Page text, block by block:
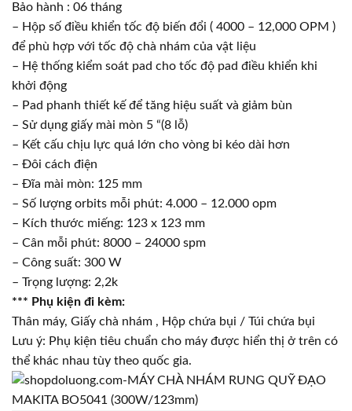
Bảo hành : 06 tháng
– Hộp số điều khiển tốc độ biến đổi ( 4000 – 12,000 OPM )
để phù hợp với tốc độ chà nhám của vật liệu
– Hệ thống kiểm soát pad cho tốc độ pad điều khiển khi
khởi động
– Pad phanh thiết kế để tăng hiệu suất và giảm bùn
– Sử dụng giấy mài mòn 5 “(8 lỗ)
– Kết cấu chịu lực quá lớn cho vòng bi kéo dài hơn
– Đôi cách điện
– Đĩa mài mòn: 125 mm
– Số lượng orbits mỗi phút: 4.000 – 12.000 opm
– Kích thước miếng: 123 x 123 mm
– Cân mỗi phút: 8000 – 24000 spm
– Công suất: 300 W
– Trọng lượng: 2,2k
*** Phụ kiện đi kèm:
Thân máy, Giấy chà nhám , Hộp chứa bụi / Túi chứa bụi
Lưu ý: Phụ kiện tiêu chuẩn cho máy được hiển thị ở trên có
thể khác nhau tùy theo quốc gia.